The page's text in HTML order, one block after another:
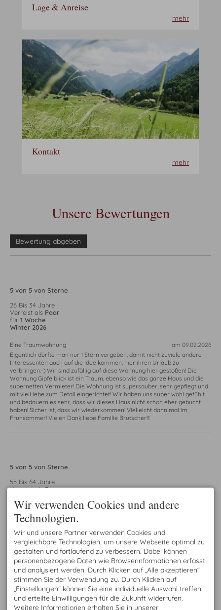
Lage & Anreise
mehr
Kontakt
mehr
Unsere Bewertungen
Bewertung abgeben
5 von 5 von Sterne
26 Bis 34 Jahre
Verreist als Paar
für 1 Woche
Winter 2026
am 09.02.2026
Eine Traumwohnung
Eigentlich dürfte man nur 1 Stern vergeben, damit nicht zuviele andere
Interessenten auch auf die Idee kommen, hier ihren Urlaub zu
verbringen:-) Wir sind zufällig auf diese Wohnung hier gestoßen! Die
Wohnung Gipfelblick ist ein Traum, ebenso wie das ganze Haus und die
supernetten Vermieter! Die Wohnung ist supersauber, sehr gepflegt und
mit vielLiebe zum Detail eingerichtet! Wir haben uns super wohl gefühlt
und bedauern es sehr, dass wir dieses Haus nicht schon eher gebucht
haben! Sicher ist, dass wir wiederkommen! Vielleicht dann mal im
Frühsommer! Vielen Dank liebe Familie Brutscher!!!
5 von 5 von Sterne
55 Bis 64 Jahre
Verreist alsPaar
Herbst 2024
Tolle Windertage im Haus Brutscher !!!
Wir haben tolle Wintertage im Haus Brutscher verbracht. Die
Ferienwohnung Bergblick ist sehr liebevoll und sehr schön eingerichtet.
Sehr zu erwähnen ist die Couch ! Die sich per Knopfdruck zu einem
Wohlfühlplatz verändert.Ganz genau das richtige nach anstrengenden
Wanderungen, Skifahrten oder ähnliches :-) Gastgeberin Heidi ist sehr
freundlich und zuvorkommend. Wir kommen immer wieder gerne.
Sommerurlaub ist schon geplant und angefragt :-)
Wir verwenden Cookies und andere
Technologien.
Wir und unsere Partner verwenden Cookies und
vergleichbare Technologien, um unsere Webseite optimal zu
gestalten und fortlaufend zu verbessern. Dabei können
personenbezogene Daten wie Browserinformationen erfasst
und analysiert werden. Durch Klicken auf „Alle akzeptieren“
stimmen Sie der Verwendung zu. Durch Klicken auf
„Einstellungen“ können Sie eine individuelle Auswahl treffen
und erteilte Einwilligungen für die Zukunft widerrufen.
Weitere Informationen erhalten Sie in unserer